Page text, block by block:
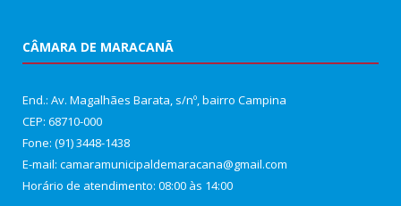
CÂMARA DE MARACANÃ
End.: Av. Magalhães Barata, s/nº, bairro Campina
CEP: 68710-000
Fone: (91) 3448-1438
E-mail: camaramunicipaldemaracana@gmail.com
Horário de atendimento: 08:00 às 14:00